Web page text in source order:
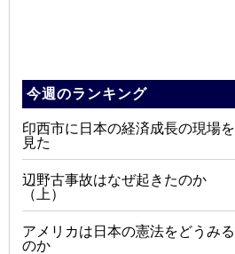
今週のランキング
印西市に日本の経済成長の現場を
見た
辺野古事故はなぜ起きたのか
（上）
アメリカは日本の憲法をどうみる
のか